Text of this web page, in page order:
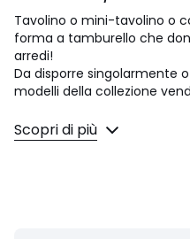
Tavolino o mini-tavolino o
forma a tamburello che
arredi!
Da disporre singolarmente
modelli della collezione
Descrizione
• In massello di mango
Scopri di più